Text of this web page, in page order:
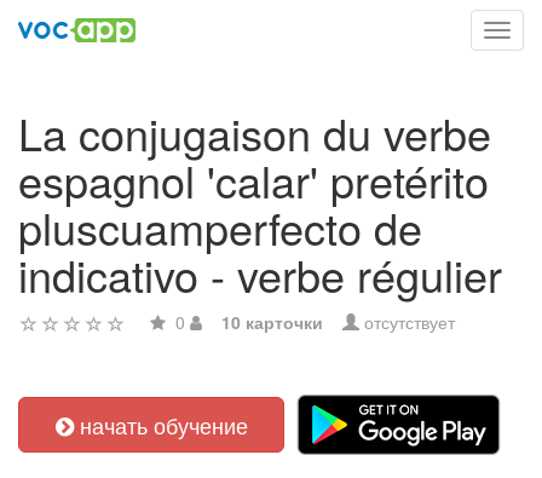
La conjugaison du verbe
espagnol 'calar' pretérito
pluscuamperfecto de
indicativo - verbe régulier
0 10 карточки отсутствует
начать обучение